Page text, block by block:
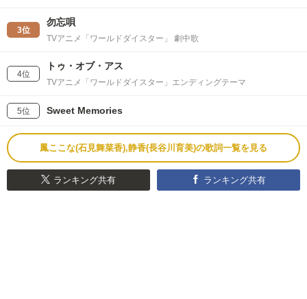
3位
勿忘唄
TVアニメ「ワールドダイスター」 劇中歌
4位
トゥ・オブ・アス
TVアニメ「ワールドダイスター」エンディングテーマ
5位 Sweet Memories
鳳ここな(石見舞菜香),静香(長谷川育美)の歌詞一覧を見る
ランキング共有 ランキング共有